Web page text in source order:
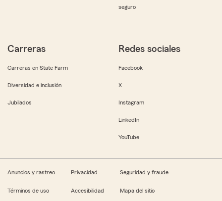
seguro
Carreras
Carreras en State Farm
Diversidad e inclusión
Jubilados
Redes sociales
Facebook
X
Instagram
LinkedIn
YouTube
Anuncios y rastreo Privacidad Seguridad y fraude
Términos de uso Accesibilidad Mapa del sitio